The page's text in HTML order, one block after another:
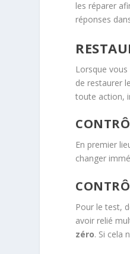
les réparer
réponses
Lorsque
de restaurer
toute action,
En premier
changer
Pour le test,
avoir relié
zéro. Si cela